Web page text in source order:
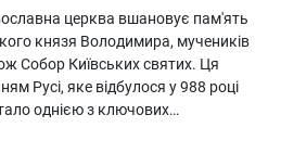
церква вшановує пам'ять
князя Володимира, мучеників
Собор Київських святих. Ця
Русі, яке відбулося у 988 році
однією з ключових…